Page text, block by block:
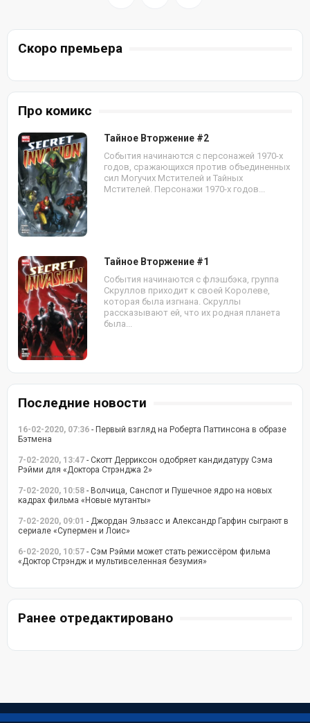
Скоро премьера
Про комикс
Тайное Вторжение #2
События начинаются с персонажей 1970-х
годов, сражающихся против объединенных
сил Могучих Мстителей и Тайных
Мстителей. Персонажи 1970-х годов...
Тайное Вторжение #1
События начинаются с флэшбэка, группа
Скруллов приходит к своей Королеве,
которая была изгнана. Скруллы
рассказывают ей, что их родная планета
была...
Последние новости
16-02-2020, 07:36 - Первый взгляд на Роберта Паттинсона в образе
Бэтмена
7-02-2020, 13:47 - Скотт Дерриксон одобряет кандидатуру Сэма
Рэйми для «Доктора Стрэнджа 2»
7-02-2020, 10:58 - Волчица, Санспот и Пушечное ядро на новых
кадрах фильма «Новые мутанты»
7-02-2020, 09:01 - Джордан Эльзасс и Александр Гарфин сыграют в
сериале «Супермен и Лоис»
6-02-2020, 10:57 - Сэм Рэйми может стать режиссёром фильма
«Доктор Стрэндж и мультивселенная безумия»
Ранее отредактировано